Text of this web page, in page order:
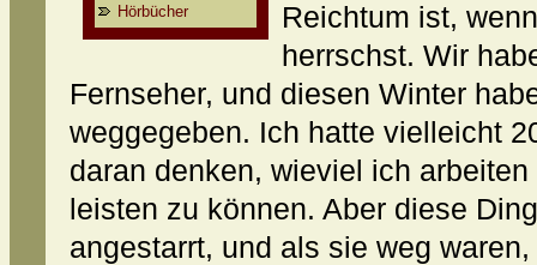
Hörbücher
Reichtum ist,
herrschst. Wir
Fernseher, und diesen Winter
weggegeben. Ich hatte vielleicht
daran denken, wieviel ich
leisten zu können. Aber diese
angestarrt, und als sie weg